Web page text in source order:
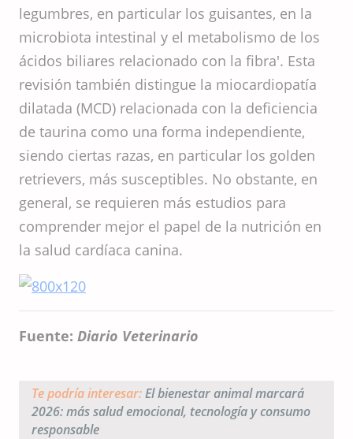
legumbres, en particular los guisantes, en la
microbiota intestinal y el metabolismo de los
ácidos biliares relacionado con la fibra'. Esta
revisión también distingue la miocardiopatía
dilatada (MCD) relacionada con la deficiencia
de taurina como una forma independiente,
siendo ciertas razas, en particular los golden
retrievers, más susceptibles. No obstante, en
general, se requieren más estudios para
comprender mejor el papel de la nutrición en
la salud cardíaca canina.
Fuente: Diario Veterinario
Te podría interesar:El bienestar animal marcará
2026: más salud emocional, tecnología y consumo
responsable